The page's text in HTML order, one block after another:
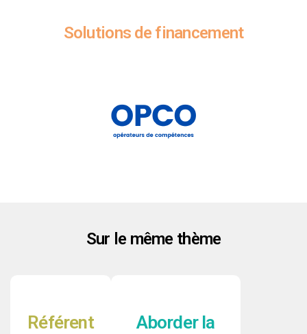
Solutions de financement
Sur le même thème
Référent
Aborder la